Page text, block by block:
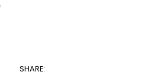
SHARE: